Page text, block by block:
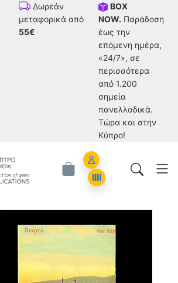
Δωρεάν
μεταφορικά από
55€
BOX
NOW. Παράδοση
έως την
επόμενη ημέρα,
«24/7», σε
περισσότερα
από 1.200
σημεία
πανελλαδικά.
Tώρα και στην
Κύπρο!
Account
Orders